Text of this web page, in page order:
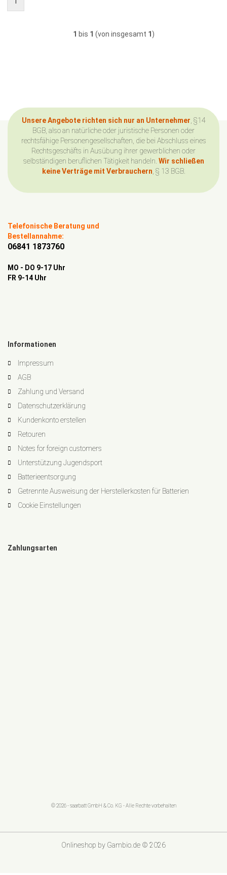
1 bis 1 (von insgesamt 1 )
Unsere Angebote richten sich nur an Unternehmer , §14
BGB, also an natürliche oder juristische Personen oder
rechtsfähige Personengesellschaften, die bei Abschluss eines
Rechtsgeschäfts in Ausübung ihrer gewerblichen oder
selbständigen beruflichen Tätigkeit handeln. Wir schließen
keine Verträge mit Verbrauchern , § 13 BGB.
Telefonische Beratung und
Bestellannahme:
06841 1873760
MO - DO 9-17 Uhr
FR 9-14 Uhr
Informationen
Impressum
AGB
Zahlung und Versand
Datenschutzerklärung
Kundenkonto erstellen
Retouren
Notes for foreign customers
Unterstützung Jugendsport
Batterieentsorgung
Getrennte Ausweisung der Herstellerkosten für Batterien
Cookie Einstellungen
Zahlungsarten
© 2026 - saarbatt GmbH & Co. KG - Alle Rechte vorbehalten
Onlineshop by Gambio.de © 2026